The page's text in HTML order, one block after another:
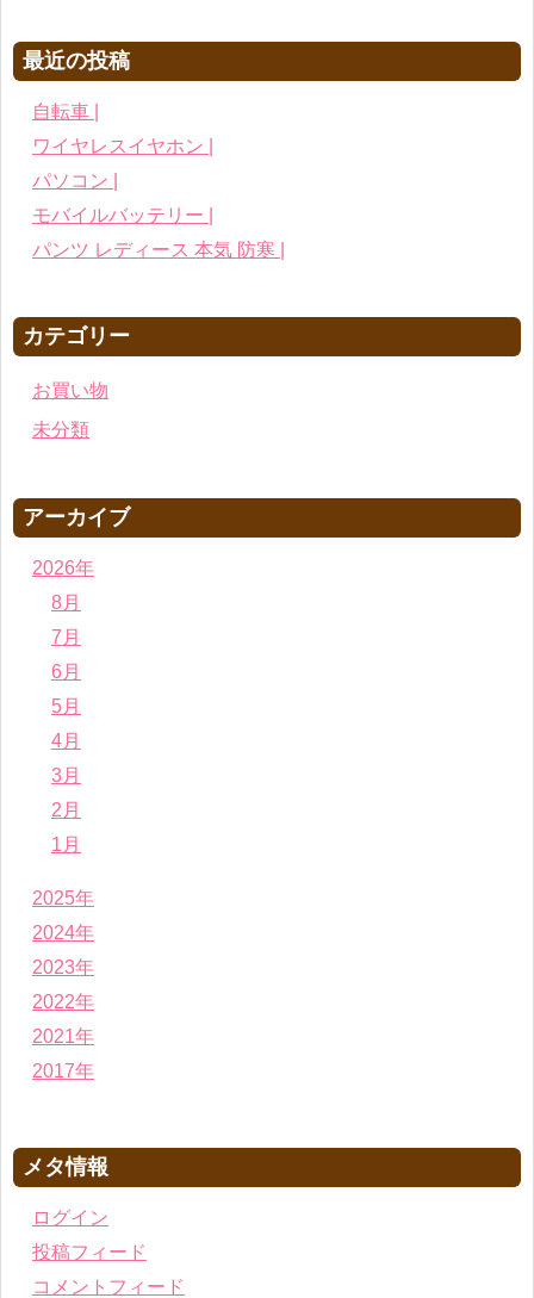
最近の投稿
自転車 |
ワイヤレスイヤホン |
パソコン |
モバイルバッテリー |
パンツ レディース 本気 防寒 |
カテゴリー
お買い物
未分類
アーカイブ
2026年
8月
7月
6月
5月
4月
3月
2月
1月
2025年
2024年
2023年
2022年
2021年
2017年
メタ情報
ログイン
投稿フィード
コメントフィード